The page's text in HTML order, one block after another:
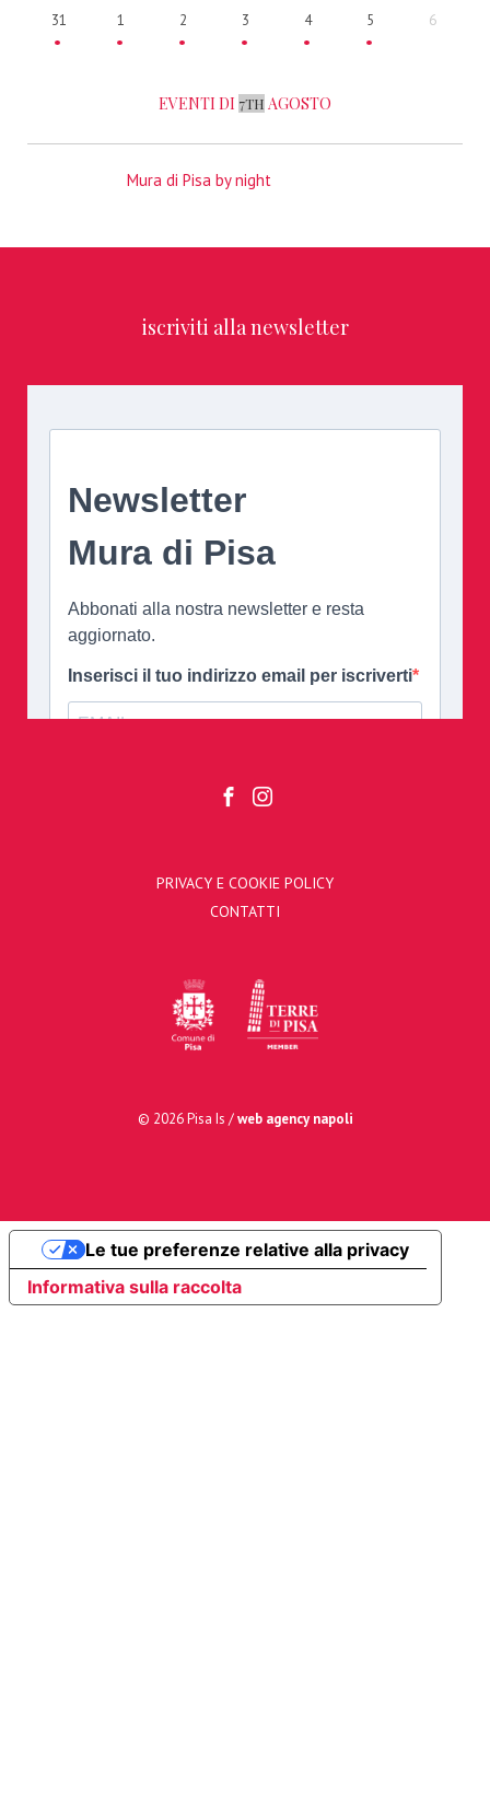
31 1 2 3 4 5 6
EVENTI DI 7TH AGOSTO
Mura di Pisa by night
iscriviti alla newsletter
PRIVACY E COOKIE POLICY
CONTATTI
© 2026 Pisa Is /web agency napoli
Informativa sulla raccolta
Le tue preferenze relative alla privacy